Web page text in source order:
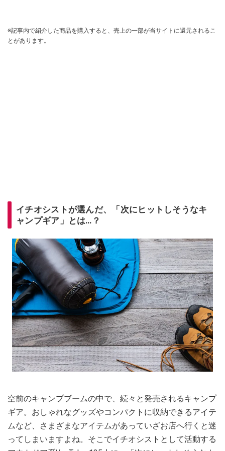
※記事内で紹介した商品を購入すると、売上の一部が当サイトに還元されるこ
とがあります。
イチオシストが選んだ、「次にヒットしそうなキ
ャンプギア」とは…？
空前のキャンプブームの中で、続々と発売されるキャンプ
ギア。おしゃれなグッズやコンパクトに収納できるアイテ
ムなど、さまざまなアイテムがあっていざお店へ行くと迷
ってしまいますよね。そこでイチオシストとして活動する